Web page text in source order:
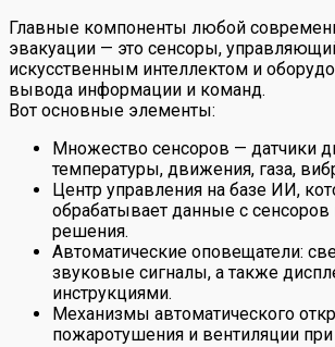
Главные компоненты любой
эвакуации — это сенсоры,
искусственным интеллектом и
вывода информации и команд.
Вот основные элементы:
Множество сенсоров — датчики
температуры, движения, газа,
Центр управления на базе ИИ,
обрабатывает данные с сенсоров
решения.
Автоматические оповещатели:
звуковые сигналы, а также
инструкциями.
Механизмы автоматического
пожаротушения и вентиляции